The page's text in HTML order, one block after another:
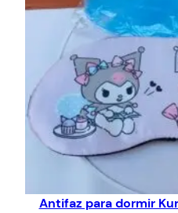
Antifaz para dormir